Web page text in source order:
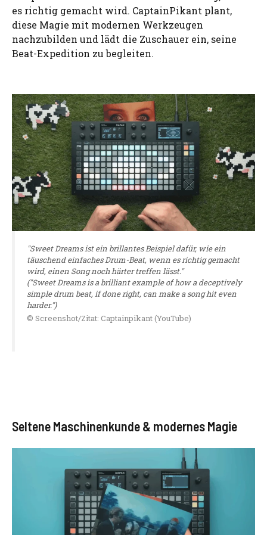
es richtig gemacht wird. CaptainPikant plant,
diese Magie mit modernen Werkzeugen
nachzubilden und lädt die Zuschauer ein, seine
Beat-Expedition zu begleiten.
"Sweet Dreams ist ein brillantes Beispiel dafür, wie ein
täuschend einfaches Drum-Beat, wenn es richtig gemacht
wird, einen Song noch härter treffen lässt."
("Sweet Dreams is a brilliant example of how a deceptively
simple drum beat, if done right, can make a song hit even
harder.")
© Screenshot/Zitat: Captainpikant (YouTube)
Seltene Maschinenkunde & modernes Magie